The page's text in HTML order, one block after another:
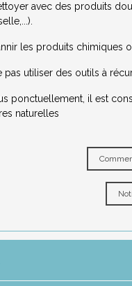
avec des produits
les produits chimiques
pas utiliser des outils à
ponctuellement, il est
naturelles